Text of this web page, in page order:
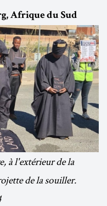
Afrique du Sud
à l'extérieur de la
de la souiller.